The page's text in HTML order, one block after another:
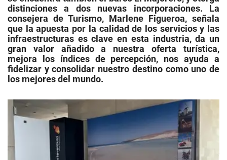
distinciones a dos nuevas incorporaciones. La
consejera de Turismo, Marlene Figueroa, señala
que la apuesta por la calidad de los servicios y las
infraestructuras es clave en esta industria, da un
gran valor añadido a nuestra oferta turística,
mejora los índices de percepción, nos ayuda a
fidelizar y consolidar nuestro destino como uno de
los mejores del mundo.